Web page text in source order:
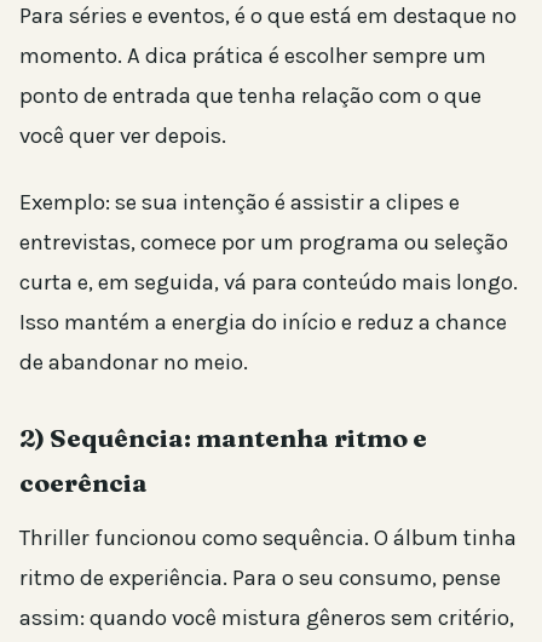
Para séries e eventos, é o que está em destaque no
momento. A dica prática é escolher sempre um
ponto de entrada que tenha relação com o que
você quer ver depois.
Exemplo: se sua intenção é assistir a clipes e
entrevistas, comece por um programa ou seleção
curta e, em seguida, vá para conteúdo mais longo.
Isso mantém a energia do início e reduz a chance
de abandonar no meio.
2) Sequência: mantenha ritmo e
coerência
Thriller funcionou como sequência. O álbum tinha
ritmo de experiência. Para o seu consumo, pense
assim: quando você mistura gêneros sem critério,